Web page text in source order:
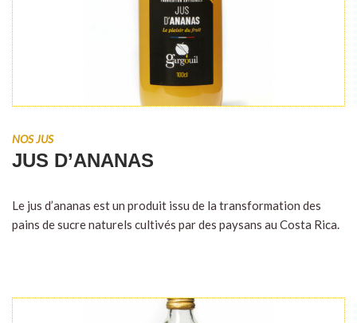
NOS JUS
JUS D’ANANAS
Le jus d’ananas est un produit issu de la transformation des
pains de sucre naturels cultivés par des paysans au Costa Rica.